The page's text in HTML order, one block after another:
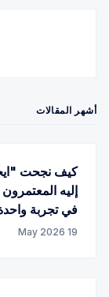
أشهر المقالات
كيف نجحت
إليه
في تجربة
19 May 2026